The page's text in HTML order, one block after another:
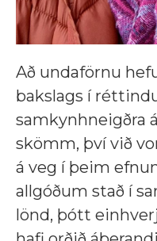
Að undaförnu
bakslags í
samkynhneigðra
skömm, því við
á veg í þeim
allgóðum stað í
lönd, þótt